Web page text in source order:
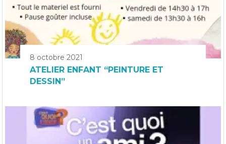
8 octobre 2021
ATELIER ENFANT “PEINTURE ET
DESSIN”